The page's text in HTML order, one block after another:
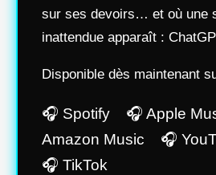
sur ses devoirs… et où une
inattendue apparaît :
Disponible dès maintenant
🎧 Spotify 🎧 Apple
Amazon Music 🎧
🎧 TikTok